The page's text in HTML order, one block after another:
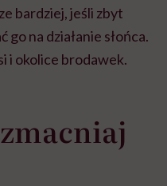
bardziej, jeśli zbyt
na działanie słońca.
i okolice brodawek.